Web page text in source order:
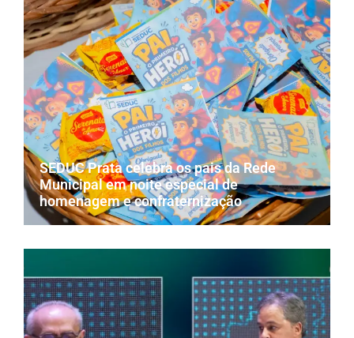
SEDUC Prata celebra os pais da Rede
Municipal em noite especial de
homenagem e confraternização